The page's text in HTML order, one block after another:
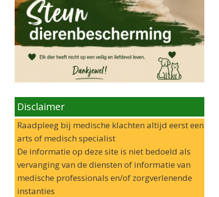
Disclaimer
Raadpleeg bij medische klachten altijd eerst een
arts of medisch specialist
De informatie op deze site is niet bedoeld als
vervanging van de diensten of informatie van
medische professionals en/of zorgverlenende
instanties